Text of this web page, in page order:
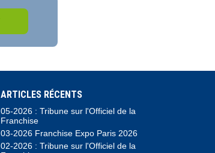
ARTICLES RÉCENTS
05-2026 : Tribune sur l'Officiel de la
Franchise
03-2026 Franchise Expo Paris 2026
02-2026 : Tribune sur l'Officiel de la